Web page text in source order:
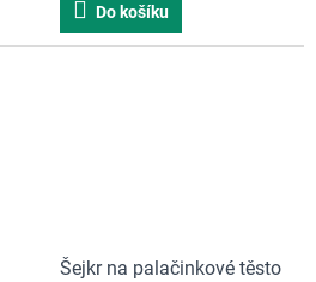
Do košíku
Šejkr na palačinkové těsto